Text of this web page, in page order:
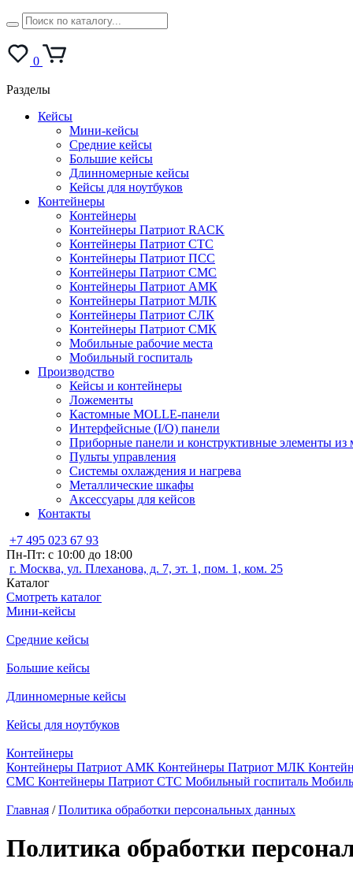
0
Разделы
Кейсы
Мини-кейсы
Средние кейсы
Большие кейсы
Длинномерные кейсы
Кейсы для ноутбуков
Контейнеры
Контейнеры
Контейнеры Патриот RACK
Контейнеры Патриот СТС
Контейнеры Патриот ПСС
Контейнеры Патриот СМС
Контейнеры Патриот АМК
Контейнеры Патриот МЛК
Контейнеры Патриот СЛК
Контейнеры Патриот СМК
Мобильные рабочие места
Мобильный госпиталь
Производство
Кейсы и контейнеры
Ложементы
Кастомные MOLLE-панели
Интерфейсные (I/O) панели
Приборные панели и конструктивные элементы из
Пульты управления
Системы охлаждения и нагрева
Металлические шкафы
Аксессуары для кейсов
Контакты
+7 495 023 67 93
Пн-Пт: с 10:00 до 18:00
г. Москва, ул. Плеханова, д. 7, эт. 1, пом. 1, ком. 25
Каталог
Смотреть каталог
Мини-кейсы
Средние кейсы
Большие кейсы
Длинномерные кейсы
Кейсы для ноутбуков
Контейнеры
Контейнеры Патриот АМК Контейнеры Патриот МЛК
СМС Контейнеры Патриот СТС Мобильный госпиталь
Главная / Политика обработки персональных данных
Политика обработки